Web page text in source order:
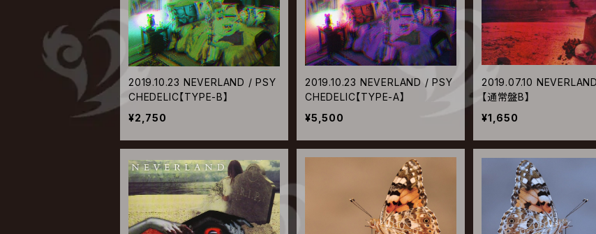
2019.10.23 NEVERLAND / PSY
CHEDELIC【TYPE-B】
¥2,750
2019.10.23 NEVERLAND / PSY
CHEDELIC【TYPE-A】
¥5,500
2019.07.10
【通常盤B】
¥1,650